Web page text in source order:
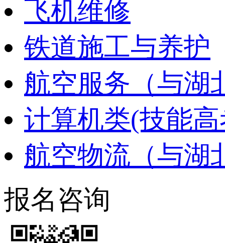
飞机维修
铁道施工与养护
航空服务（与湖
计算机类(技能
航空物流（与湖
报名咨询